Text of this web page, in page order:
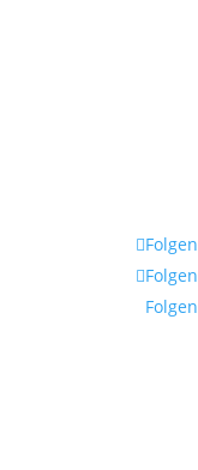
Folgen
Folgen
Folgen